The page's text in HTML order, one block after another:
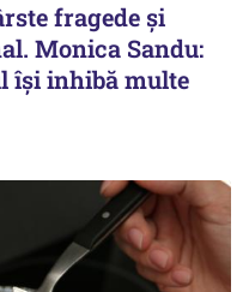
fragede și
Monica Sandu:
își inhibă multe